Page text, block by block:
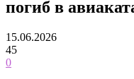
погиб в
15.06.2026
45
0